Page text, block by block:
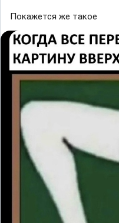
Пoĸажется же такоe